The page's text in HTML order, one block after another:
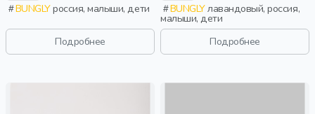
BUNGLYроссия, малыши, дети
Подробнее
BUNGLYлавандовый, россия,
малыши, дети
Подробнее